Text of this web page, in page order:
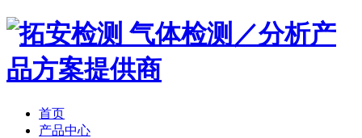
气体检测／分析产
品方案提供商
首页
产品中心